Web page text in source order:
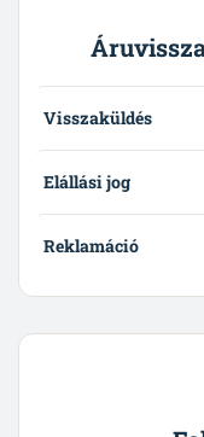
Visszaküldés
Elállási jog
Reklamáció